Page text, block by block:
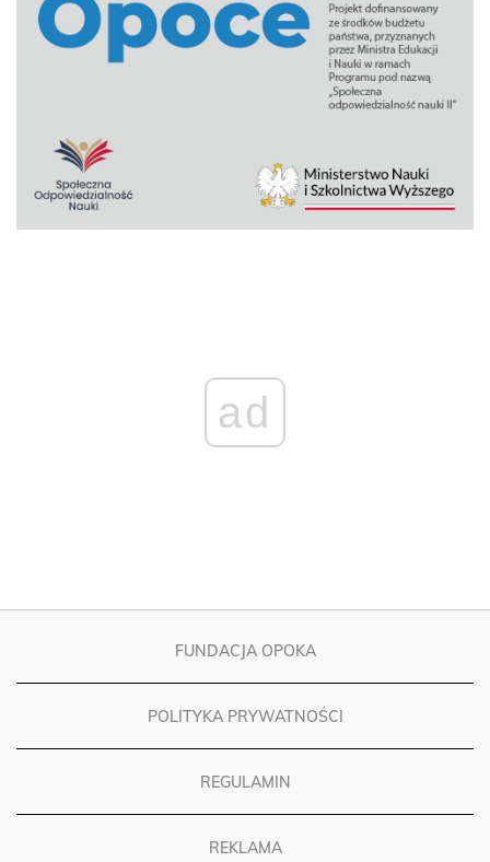
ad
FUNDACJA OPOKA
POLITYKA PRYWATNOŚCI
REGULAMIN
REKLAMA